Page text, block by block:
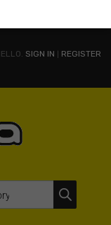
SIGN IN REGISTER